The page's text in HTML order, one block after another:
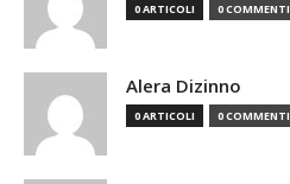
0 ARTICOLI 0 COMMENTI
Alera Dizinno
0 ARTICOLI 0 COMMENTI